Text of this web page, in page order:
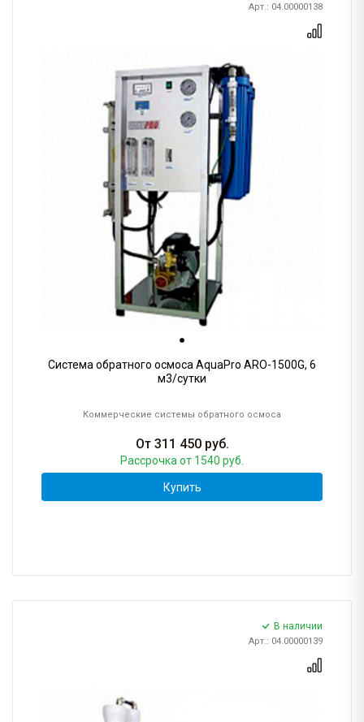
Арт.: 04.00000138
Система обратного осмоса AquaPro ARO-1500G, 6
м3/сутки
Коммерческие системы обратного осмоса
От 311 450руб.
Рассрочка от 1540 руб.
Купить
В наличии
Арт.: 04.00000139